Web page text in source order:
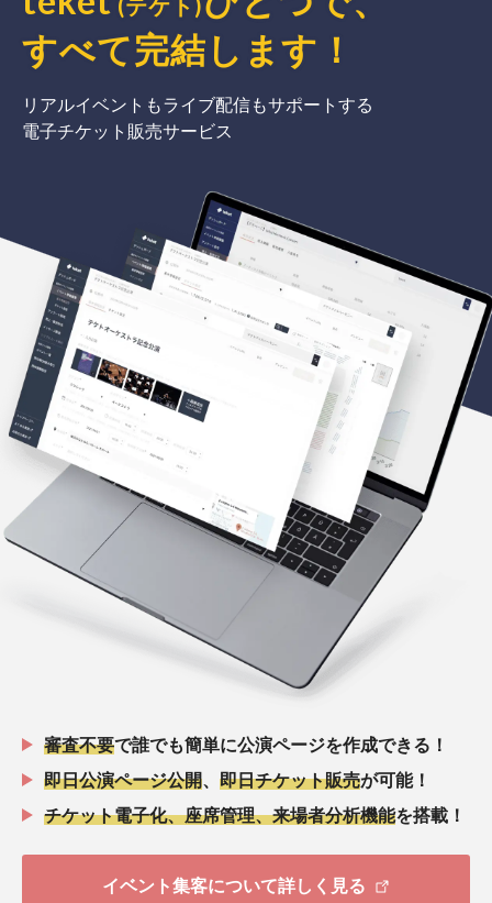
(テケト)
すべて完結 します ！
リアルイベントもライブ配信もサポートする
電子チケット販売サービス
審査不要で誰でも簡単に公演ページを作成できる！
即日公演ページ公開
即日チケット販売が可能！
チケット電子化、座席管理、来場者分析機能を搭載！
イベント集客について詳しく見る